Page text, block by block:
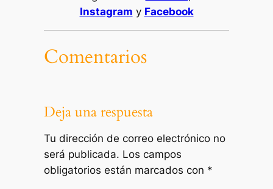
Instagram y Facebook
Comentarios
Deja una respuesta
Tu dirección de correo electrónico no
será publicada. Los campos
obligatorios están marcados con *